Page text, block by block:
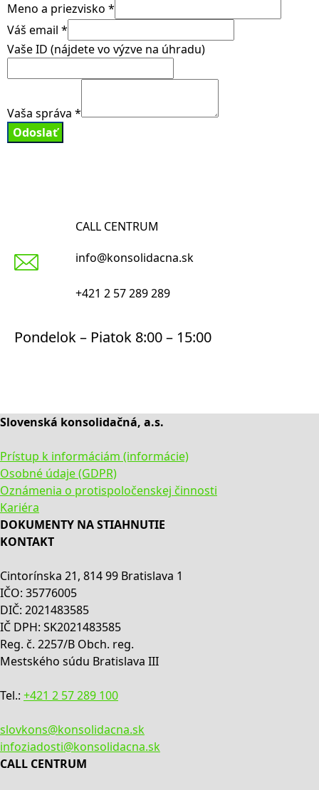
Meno a priezvisko *
Váš email *
Vaše ID (nájdete vo výzve na úhradu)
Vaša správa *
Odoslať
CALL CENTRUM
info@konsolidacna.sk
+421 2 57 289 289
Pondelok – Piatok 8:00 – 15:00
Slovenská konsolidačná, a.s.
Prístup k informáciám (informácie)
Osobné údaje (GDPR)
Oznámenia o protispoločenskej činnosti
Kariéra
DOKUMENTY NA STIAHNUTIE
KONTAKT
Cintorínska 21, 814 99 Bratislava 1
IČO: 35776005
DIČ: 2021483585
IČ DPH: SK2021483585
Reg. č. 2257/B Obch. reg.
Mestského súdu Bratislava III
Tel.: +421 2 57 289 100
slovkons@konsolidacna.sk
infoziadosti@konsolidacna.sk
CALL CENTRUM